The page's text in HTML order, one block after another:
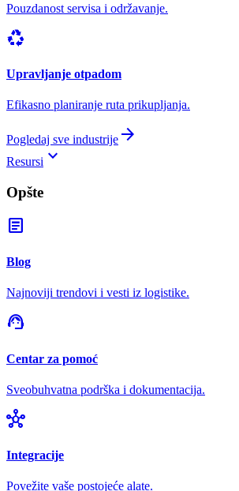
Pouzdanost servisa i održavanje.
recycling
Upravljanje otpadom
Efikasno planiranje ruta prikupljanja.
Pogledaj sve industrije arrow_forward
Resursi keyboard_arrow_down
Opšte
article
Blog
Najnoviji trendovi i vesti iz logistike.
support_agent
Centar za pomoć
Sveobuhvatna podrška i dokumentacija.
hub
Integracije
Povežite vaše postojeće alate.